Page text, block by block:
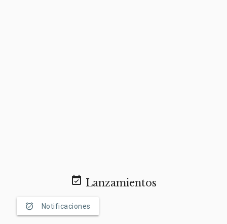
event_available Lanzamientos
alarm_on Notificaciones